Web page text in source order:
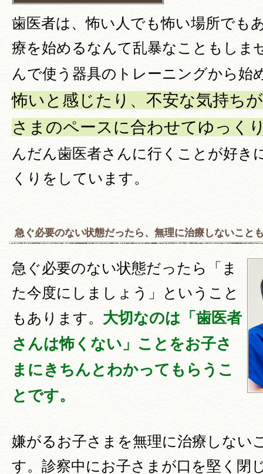
歯医者は、怖い人でも怖い場所でも
療を始めるなんて乱暴なこともしま
んで使う器具のトレーニングから始
怖いと感じたり、不安な気持ち
さまのペースに合わせてゆっく
んだん歯医者さんに行くことが好き
くりをしています。
急ぐ必要のない状態だったら、無理に治療しないこと
急ぐ必要のない状態だったら「ま
た今度にしましょう」ということ
もあります。 大切なのは「歯医者
さんは怖くない」ことをお子さ
まにきちんとわかってもらうこ
とです。
嫌がるお子さまを無理に治療しない
す。診察中にお子さまが口を堅く閉